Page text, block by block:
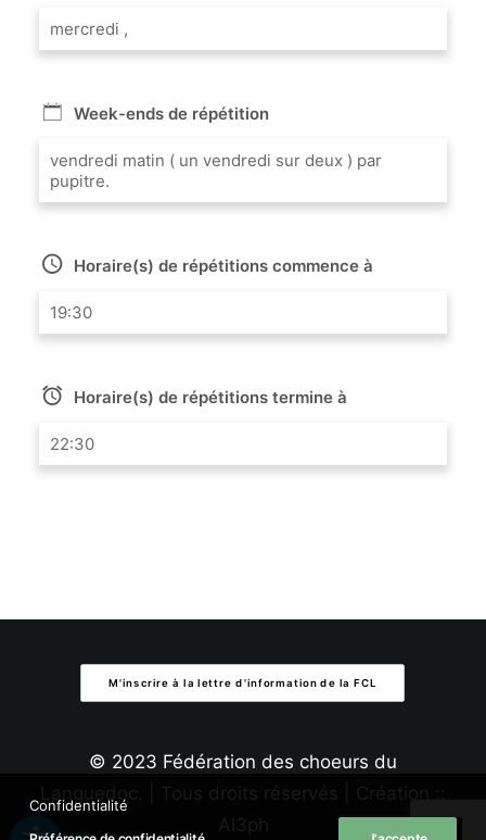
mercredi ,
Week-ends de répétition
vendredi matin ( un vendredi sur deux ) par
pupitre.
Horaire(s) de répétitions commence à
19:30
Horaire(s) de répétitions termine à
22:30
M'inscrire à la lettre d'information de la FCL
© 2023 Fédération des choeurs du
Languedoc. | Tous droits réservés | Création ::
Confidentialité